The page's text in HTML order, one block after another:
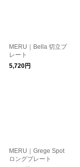
MERU｜Bella 切立プ
レート
5,720円
MERU｜Grege Spot
ロングプレート